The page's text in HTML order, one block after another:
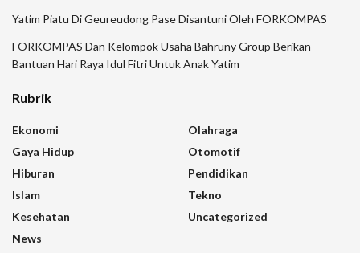
Yatim Piatu Di Geureudong Pase Disantuni Oleh FORKOMPAS
FORKOMPAS Dan Kelompok Usaha Bahruny Group Berikan
Bantuan Hari Raya Idul Fitri Untuk Anak Yatim
Rubrik
Ekonomi
Gaya Hidup
Hiburan
Islam
Kesehatan
News
Olahraga
Otomotif
Pendidikan
Tekno
Uncategorized